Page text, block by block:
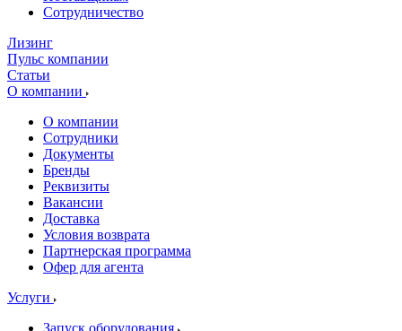
Сотрудничество
Лизинг
Пульс компании
Статьи
О компании
О компании
Сотрудники
Документы
Бренды
Реквизиты
Вакансии
Доставка
Условия возврата
Партнерская программа
Офер для агента
Услуги
Запуск оборудования